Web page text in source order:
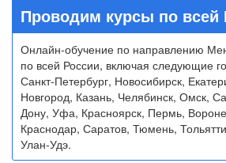
Проводим курсы по всей
Онлайн-обучение по направлению
по всей России, включая следующие
Санкт-Петербург, Новосибирск,
Новгород, Казань, Челябинск, Омск,
Дону, Уфа, Красноярск, Пермь,
Краснодар, Саратов, Тюмень,
Улан-Удэ.